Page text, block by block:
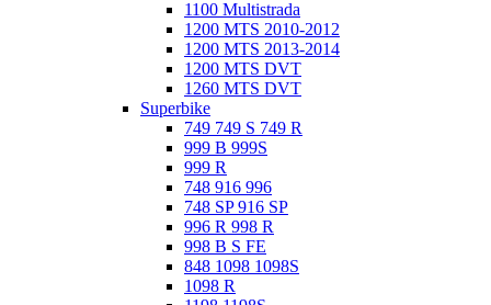
1100 Multistrada
1200 MTS 2010-2012
1200 MTS 2013-2014
1200 MTS DVT
1260 MTS DVT
Superbike
749 749 S 749 R
999 B 999S
999 R
748 916 996
748 SP 916 SP
996 R 998 R
998 B S FE
848 1098 1098S
1098 R